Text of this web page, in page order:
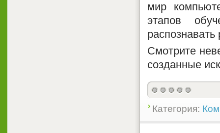
мир
этапов
Смотрите
созданные
Категория: